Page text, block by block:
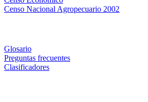
Censo Nacional Agropecuario 2002
Glosario
Preguntas frecuentes
Clasificadores